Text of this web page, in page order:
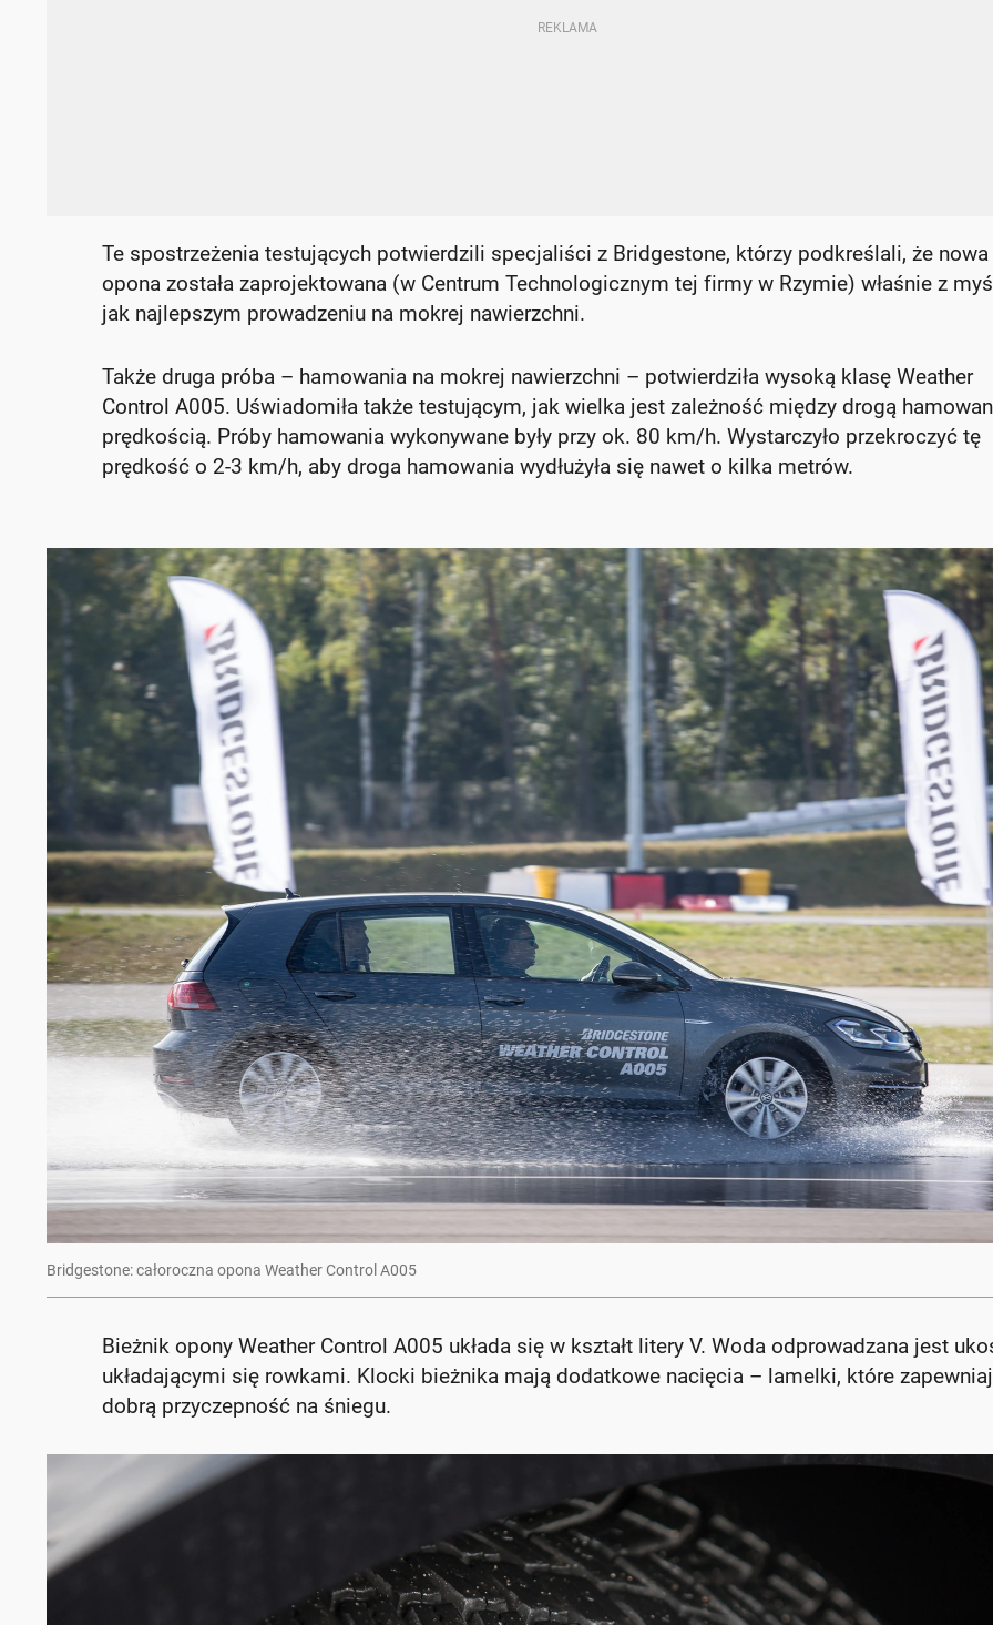
Te spostrzeżenia testujących potwierdzili specjaliści z Bridgestone, którzy podkreślali, że nowa
opona została zaprojektowana (w Centrum Technologicznym tej firmy w Rzymie) właśnie z
jak najlepszym prowadzeniu na mokrej nawierzchni.
Także druga próba – hamowania na mokrej nawierzchni – potwierdziła wysoką klasę Weather
Control A005. Uświadomiła także testującym, jak wielka jest zależność między drogą
prędkością. Próby hamowania wykonywane były przy ok. 80 km/h. Wystarczyło przekroczyć tę
prędkość o 2-3 km/h, aby droga hamowania wydłużyła się nawet o kilka metrów.
Bridgestone: całoroczna opona Weather Control A005
Bieżnik opony Weather Control A005 układa się w kształt litery V. Woda odprowadzana jest
układającymi się rowkami. Klocki bieżnika mają dodatkowe nacięcia – lamelki, które
dobrą przyczepność na śniegu.